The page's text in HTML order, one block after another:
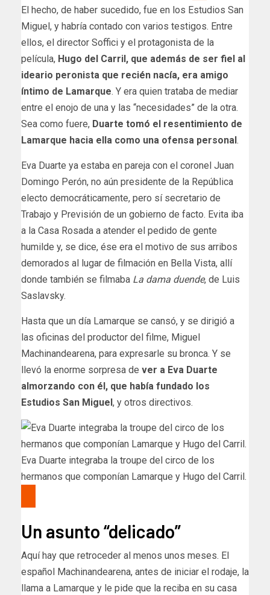
El hecho, de haber sucedido, fue en los Estudios San
Miguel, y habría contado con varios testigos. Entre
ellos, el director Soffici y el protagonista de la
película, Hugo del Carril, que además de ser fiel al
ideario peronista que recién nacía, era amigo
íntimo de Lamarque. Y era quien trataba de mediar
entre el enojo de una y las “necesidades” de la otra.
Sea como fuere, Duarte tomó el resentimiento de
Lamarque hacia ella como una ofensa personal.
Eva Duarte ya estaba en pareja con el coronel Juan
Domingo Perón, no aún presidente de la República
electo democráticamente, pero sí secretario de
Trabajo y Previsión de un gobierno de facto. Evita iba
a la Casa Rosada a atender el pedido de gente
humilde y, se dice, ése era el motivo de sus arribos
demorados al lugar de filmación en Bella Vista, allí
donde también se filmaba La dama duende, de Luis
Saslavsky.
Hasta que un día Lamarque se cansó, y se dirigió a
las oficinas del productor del filme, Miguel
Machinandearena, para expresarle su bronca. Y se
llevó la enorme sorpresa de ver a Eva Duarte
almorzando con él, que había fundado los
Estudios San Miguel, y otros directivos.
Eva Duarte integraba la troupe del circo de los
hermanos que componían Lamarque y Hugo del Carril.
Un asunto “delicado”
Aquí hay que retroceder al menos unos meses. El
español Machinandearena, antes de iniciar el rodaje, la
llama a Lamarque y le pide que la reciba en su casa